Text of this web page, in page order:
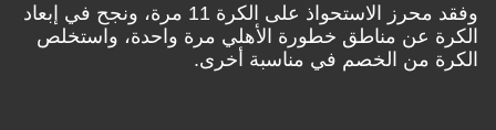
وفقد محرز الاستحواذ على الكرة 11 مرة، ونجح في إبعاد
الكرة عن مناطق خطورة الأهلي مرة واحدة، واستخلص
الكرة من الخصم في مناسبة أخرى.